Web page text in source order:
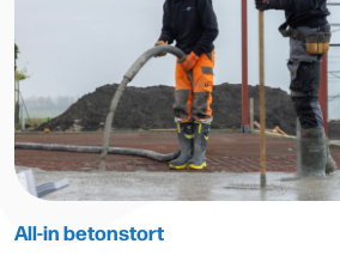
All-in betonstort